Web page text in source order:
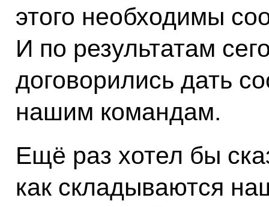
этого необходимы
И по результатам
договорились дать
нашим командам.
Ещё раз хотел бы
как складываются